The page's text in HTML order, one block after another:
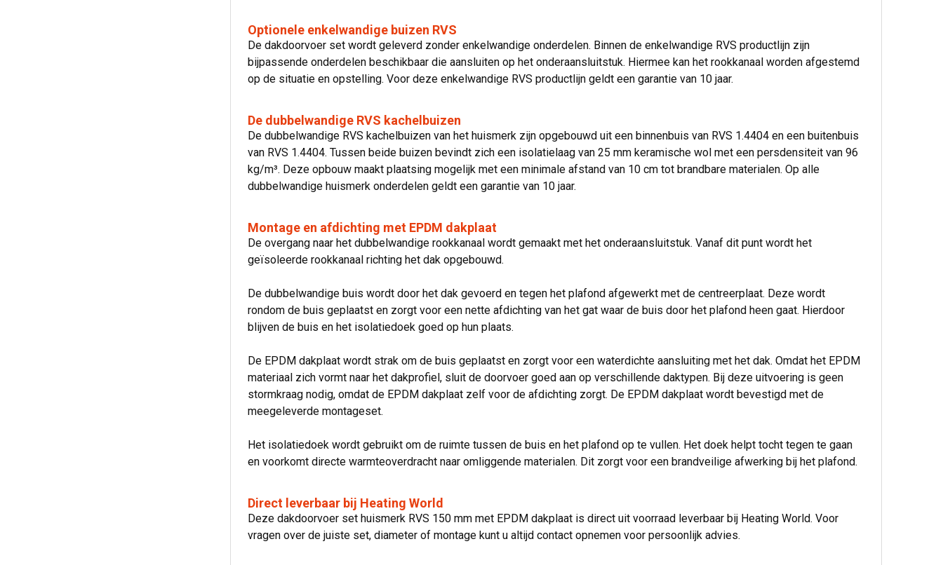
Optionele enkelwandige buizen RVS
De dakdoorvoer set wordt geleverd zonder enkelwandige onderdelen. Binnen de enkelwandige RVS productlijn zijn
bijpassende onderdelen beschikbaar die aansluiten op het onderaansluitstuk. Hiermee kan het rookkanaal worden afgestemd
op de situatie en opstelling. Voor deze enkelwandige RVS productlijn geldt een garantie van 10 jaar.
De dubbelwandige RVS kachelbuizen
De dubbelwandige RVS kachelbuizen van het huismerk zijn opgebouwd uit een binnenbuis van RVS 1.4404 en een buitenbuis
van RVS 1.4404. Tussen beide buizen bevindt zich een isolatielaag van 25 mm keramische wol met een persdensiteit van 96
kg/m³. Deze opbouw maakt plaatsing mogelijk met een minimale afstand van 10 cm tot brandbare materialen. Op alle
dubbelwandige huismerk onderdelen geldt een garantie van 10 jaar.
Montage en afdichting met EPDM dakplaat
De overgang naar het dubbelwandige rookkanaal wordt gemaakt met het onderaansluitstuk. Vanaf dit punt wordt het
geïsoleerde rookkanaal richting het dak opgebouwd.
De dubbelwandige buis wordt door het dak gevoerd en tegen het plafond afgewerkt met de centreerplaat. Deze wordt
rondom de buis geplaatst en zorgt voor een nette afdichting van het gat waar de buis door het plafond heen gaat. Hierdoor
blijven de buis en het isolatiedoek goed op hun plaats.
De EPDM dakplaat wordt strak om de buis geplaatst en zorgt voor een waterdichte aansluiting met het dak. Omdat het EPDM
materiaal zich vormt naar het dakprofiel, sluit de doorvoer goed aan op verschillende daktypen. Bij deze uitvoering is geen
stormkraag nodig, omdat de EPDM dakplaat zelf voor de afdichting zorgt. De EPDM dakplaat wordt bevestigd met de
meegeleverde montageset.
Het isolatiedoek wordt gebruikt om de ruimte tussen de buis en het plafond op te vullen. Het doek helpt tocht tegen te gaan
en voorkomt directe warmteoverdracht naar omliggende materialen. Dit zorgt voor een brandveilige afwerking bij het plafond.
Direct leverbaar bij Heating World
Deze dakdoorvoer set huismerk RVS 150 mm met EPDM dakplaat is direct uit voorraad leverbaar bij Heating World. Voor
vragen over de juiste set, diameter of montage kunt u altijd contact opnemen voor persoonlijk advies.